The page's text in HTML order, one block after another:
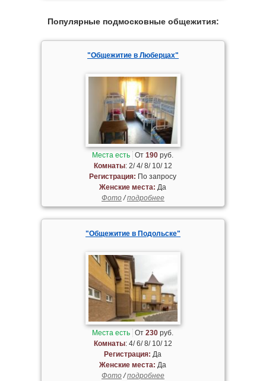
Популярные подмосковные общежития:
"Общежитие в Люберцах"
Места есть От190 руб.
Комнаты: 2/ 4/ 8/ 10/ 12
Регистрация: По запросу
Женские места: Да
Фото/подробнее
"Общежитие в Подольске"
Места есть От230 руб.
Комнаты: 4/ 6/ 8/ 10/ 12
Регистрация: Да
Женские места: Да
Фото/подробнее